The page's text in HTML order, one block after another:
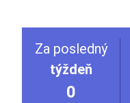
Za posledný
týždeň
0